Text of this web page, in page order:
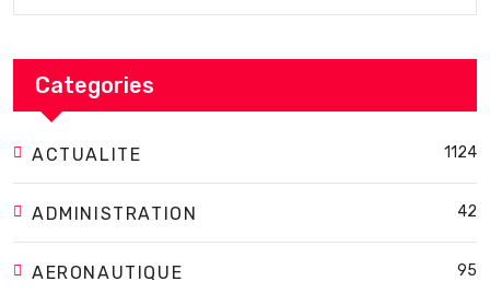
Categories
ACTUALITE 1124
ADMINISTRATION 42
AERONAUTIQUE 95